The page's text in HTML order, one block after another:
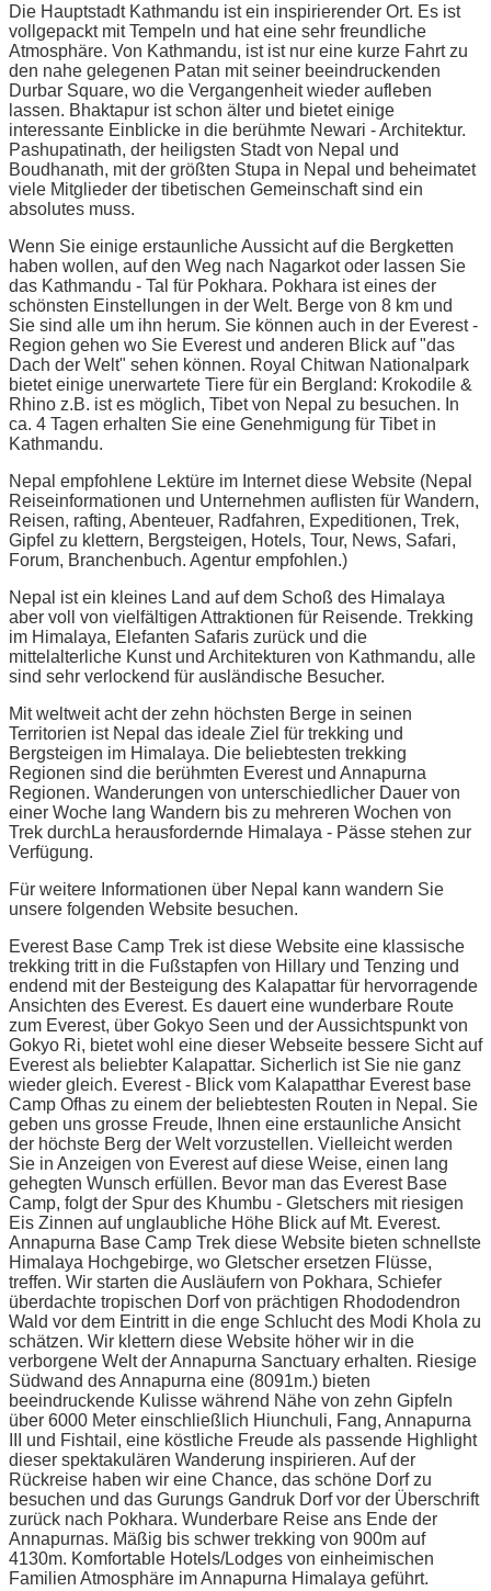
Die Hauptstadt Kathmandu ist ein inspirierender Ort. Es ist
vollgepackt mit Tempeln und hat eine sehr freundliche
Atmosphäre. Von Kathmandu, ist ist nur eine kurze Fahrt zu
den nahe gelegenen Patan mit seiner beeindruckenden
Durbar Square, wo die Vergangenheit wieder aufleben
lassen. Bhaktapur ist schon älter und bietet einige
interessante Einblicke in die berühmte Newari - Architektur.
Pashupatinath, der heiligsten Stadt von Nepal und
Boudhanath, mit der größten Stupa in Nepal und beheimatet
viele Mitglieder der tibetischen Gemeinschaft sind ein
absolutes muss.
Wenn Sie einige erstaunliche Aussicht auf die Bergketten
haben wollen, auf den Weg nach Nagarkot oder lassen Sie
das Kathmandu - Tal für Pokhara. Pokhara ist eines der
schönsten Einstellungen in der Welt. Berge von 8 km und
Sie sind alle um ihn herum. Sie können auch in der Everest -
Region gehen wo Sie Everest und anderen Blick auf "das
Dach der Welt" sehen können. Royal Chitwan Nationalpark
bietet einige unerwartete Tiere für ein Bergland: Krokodile &
Rhino z.B. ist es möglich, Tibet von Nepal zu besuchen. In
ca. 4 Tagen erhalten Sie eine Genehmigung für Tibet in
Kathmandu.
Nepal empfohlene Lektüre im Internet diese Website (Nepal
Reiseinformationen und Unternehmen auflisten für Wandern,
Reisen, rafting, Abenteuer, Radfahren, Expeditionen, Trek,
Gipfel zu klettern, Bergsteigen, Hotels, Tour, News, Safari,
Forum, Branchenbuch. Agentur empfohlen.)
Nepal ist ein kleines Land auf dem Schoß des Himalaya
aber voll von vielfältigen Attraktionen für Reisende. Trekking
im Himalaya, Elefanten Safaris zurück und die
mittelalterliche Kunst und Architekturen von Kathmandu, alle
sind sehr verlockend für ausländische Besucher.
Mit weltweit acht der zehn höchsten Berge in seinen
Territorien ist Nepal das ideale Ziel für trekking und
Bergsteigen im Himalaya. Die beliebtesten trekking
Regionen sind die berühmten Everest und Annapurna
Regionen. Wanderungen von unterschiedlicher Dauer von
einer Woche lang Wandern bis zu mehreren Wochen von
Trek durchLa herausfordernde Himalaya - Pässe stehen zur
Verfügung.
Für weitere Informationen über Nepal kann wandern Sie
unsere folgenden Website besuchen.
Everest Base Camp Trek ist diese Website eine klassische
trekking tritt in die Fußstapfen von Hillary und Tenzing und
endend mit der Besteigung des Kalapattar für hervorragende
Ansichten des Everest. Es dauert eine wunderbare Route
zum Everest, über Gokyo Seen und der Aussichtspunkt von
Gokyo Ri, bietet wohl eine dieser Webseite bessere Sicht auf
Everest als beliebter Kalapattar. Sicherlich ist Sie nie ganz
wieder gleich. Everest - Blick vom Kalapatthar Everest base
Camp Ofhas zu einem der beliebtesten Routen in Nepal. Sie
geben uns grosse Freude, Ihnen eine erstaunliche Ansicht
der höchste Berg der Welt vorzustellen. Vielleicht werden
Sie in Anzeigen von Everest auf diese Weise, einen lang
gehegten Wunsch erfüllen. Bevor man das Everest Base
Camp, folgt der Spur des Khumbu - Gletschers mit riesigen
Eis Zinnen auf unglaubliche Höhe Blick auf Mt. Everest.
Annapurna Base Camp Trek diese Website bieten schnellste
Himalaya Hochgebirge, wo Gletscher ersetzen Flüsse,
treffen. Wir starten die Ausläufern von Pokhara, Schiefer
überdachte tropischen Dorf von prächtigen Rhododendron
Wald vor dem Eintritt in die enge Schlucht des Modi Khola zu
schätzen. Wir klettern diese Website höher wir in die
verborgene Welt der Annapurna Sanctuary erhalten. Riesige
Südwand des Annapurna eine (8091m.) bieten
beeindruckende Kulisse während Nähe von zehn Gipfeln
über 6000 Meter einschließlich Hiunchuli, Fang, Annapurna
III und Fishtail, eine köstliche Freude als passende Highlight
dieser spektakulären Wanderung inspirieren. Auf der
Rückreise haben wir eine Chance, das schöne Dorf zu
besuchen und das Gurungs Gandruk Dorf vor der Überschrift
zurück nach Pokhara. Wunderbare Reise ans Ende der
Annapurnas. Mäßig bis schwer trekking von 900m auf
4130m. Komfortable Hotels/Lodges von einheimischen
Familien Atmosphäre im Annapurna Himalaya geführt.